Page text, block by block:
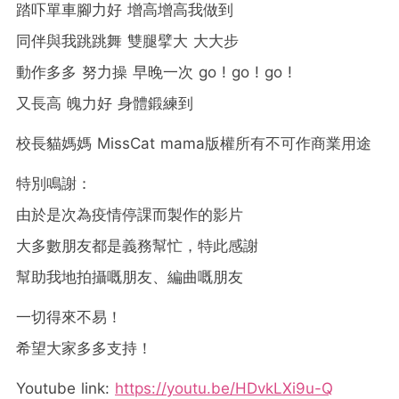
踏吓單車腳力好 增高增高我做到
同伴與我跳跳舞 雙腿擘大 大大步
動作多多 努力操 早晚一次 go ! go ! go !
又長高 魄力好 身體鍛練到
校長貓媽媽 MissCat mama版權所有不可作商業用途
特別鳴謝：
由於是次為疫情停課而製作的影片
大多數朋友都是義務幫忙，特此感謝
幫助我地拍攝嘅朋友、編曲嘅朋友
一切得來不易！
希望大家多多支持！
Youtube link: https://youtu.be/HDvkLXi9u-Q